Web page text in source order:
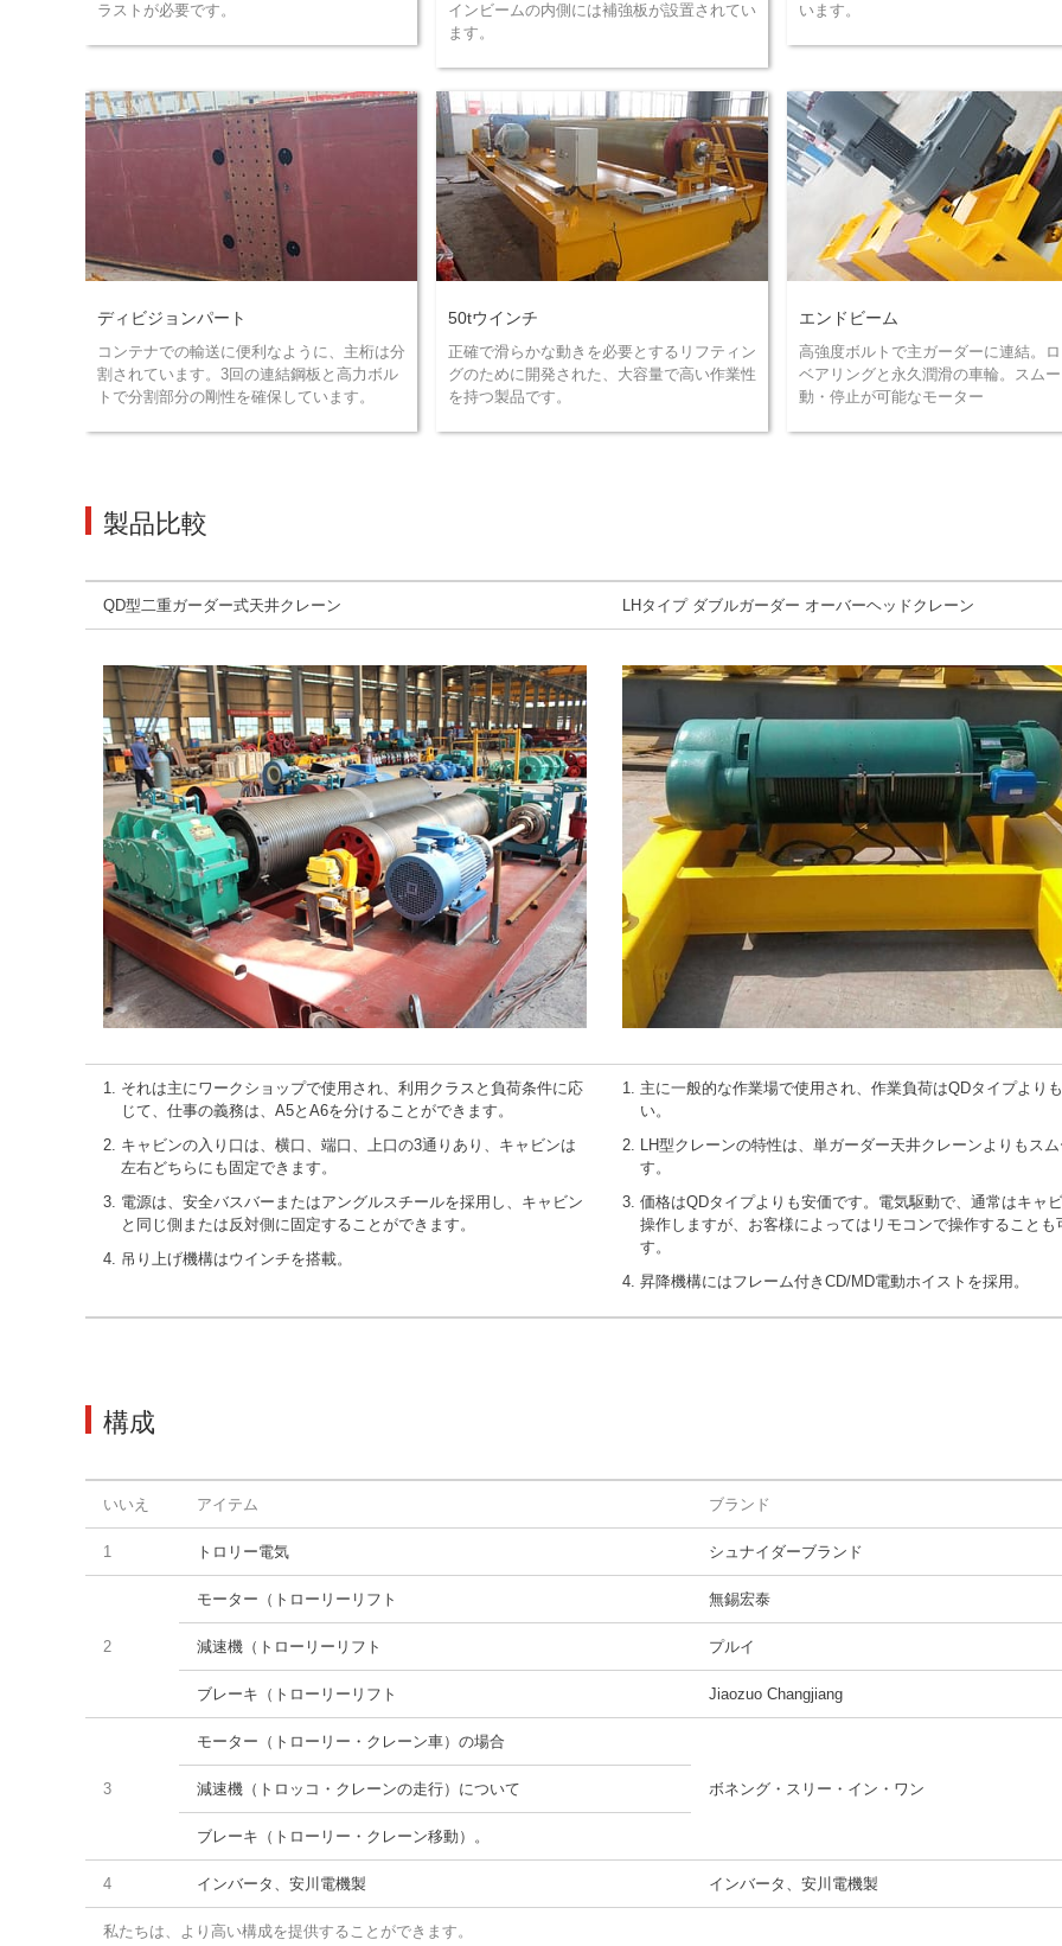
ラストが必要です。
インビームの内側には補強板が設置されてい
ます。
います。
ディビジョンパート
コンテナでの輸送に便利なように、主桁は分
割されています。3回の連結鋼板と高力ボル
トで分割部分の剛性を確保しています。
50tウインチ
正確で滑らかな動きを必要とするリフティン
グのために開発された、大容量で高い作業性
を持つ製品です。
エンドビーム
高強度ボルトで主ガーダーに連結。
ベアリングと永久潤滑の車輪。スム
動・停止が可能なモーター
製品比較
QD型二重ガーダー式天井クレーン LHタイプ ダブルガーダー オーバーヘッドクレーン
それは主にワークショップで使用され、利用クラスと負荷条件に応
じて、仕事の義務は、A5とA6を分けることができます。
キャビンの入り口は、横口、端口、上口の3通りあり、キャビンは
左右どちらにも固定できます。
電源は、安全バスバーまたはアングルスチールを採用し、キャビン
と同じ側または反対側に固定することができます。
吊り上げ機構はウインチを搭載。
主に一般的な作業場で使用され、作業負荷はQDタイプより
い。
LH型クレーンの特性は、単ガーダー天井クレーンよりもス
す。
価格はQDタイプよりも安価です。電気駆動で、通常はキャ
操作しますが、お客様によってはリモコンで操作することも
す。
昇降機構にはフレーム付きCD/MD電動ホイストを採用。
構成
いいえ アイテム ブランド
1 トロリー電気 シュナイダーブランド
2
モーター（トローリーリフト 無錫宏泰
減速機（トローリーリフト プルイ
ブレーキ（トローリーリフト Jiaozuo Changjiang
3
モーター（トローリー・クレーン車）の場合
ボネング・スリー・イン・ワン
減速機（トロッコ・クレーンの走行）について
ブレーキ（トローリー・クレーン移動）。
4 インバータ、安川電機製 インバータ、安川電機製
私たちは、より高い構成を提供することができます。